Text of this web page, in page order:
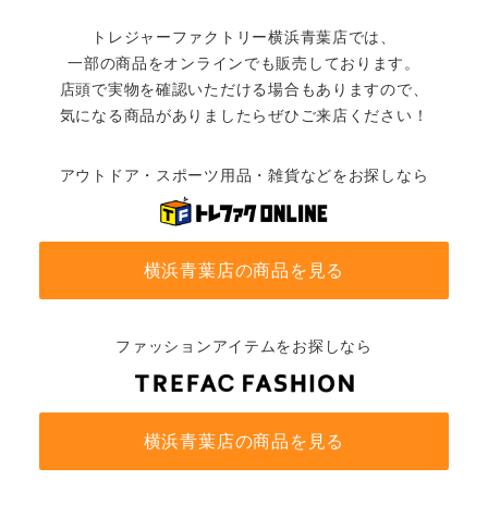
トレジャーファクトリー横浜青葉店では、
一部の商品をオンラインでも販売しております。
店頭で実物を確認いただける場合もありますので、
気になる商品がありましたらぜひご来店ください！
アウトドア・スポーツ用品・雑貨などをお探しなら
横浜青葉店の商品を見る
ファッションアイテムをお探しなら
横浜青葉店の商品を見る